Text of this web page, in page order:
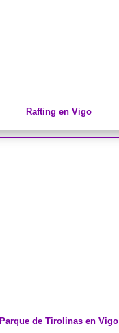
Rafting en Vigo
Parque de Tirolinas en Vigo